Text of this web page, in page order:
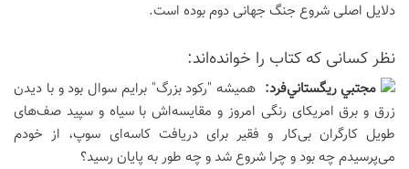
دلایل اصلی شروع جنگ جهانی دوم بوده است.
نظر كسانی كه كتاب را خوانده‌اند:
مجتبي ريگستاني‌فرد: همیشه "رکود بزرگ" برایم سوال بود و با دیدن
زرق و برق امریکای رنگی امروز و مقایسه‌اش با سیاه و سپید صف‌های
طویل کارگران بی‌کار و فقیر برای دریافت کاسه‌ای سوپ، از خودم
می‌پرسیدم چه بود و چرا شروع شد و چه طور به پایان رسید؟